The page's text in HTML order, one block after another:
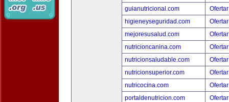
guianutricional.com
higieneyseguridad.com
mejoresusalud.com
nutricioncanina.com
nutricionsaludable.com
nutricionsuperior.com
nutricocina.com
portaldenutricion.com